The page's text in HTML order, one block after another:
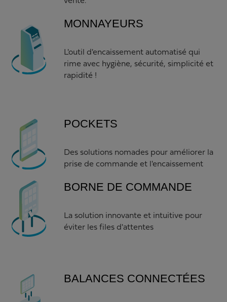
MONNAYEURS
L'outil d'encaissement automatisé qui
rime avec hygiène, sécurité, simplicité et
rapidité !
POCKETS
Des solutions nomades pour améliorer la
prise de commande et l'encaissement
BORNE DE COMMANDE
La solution innovante et intuitive pour
éviter les files d'attentes
BALANCES CONNECTÉES